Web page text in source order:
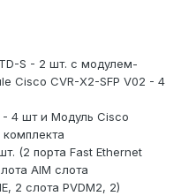
S - 2 шт. с модулем-
Cisco CVR-X2-SFP V02 - 4
- 4 шт и Модуль Cisco
(2 порта Fast Ethernet
AIM слота
2 слота PVDM2, 2)